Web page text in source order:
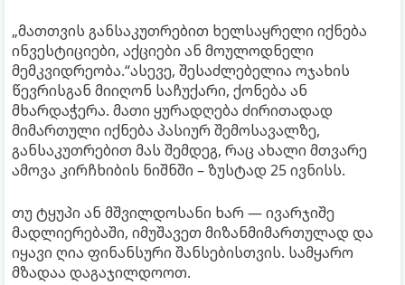
„მათთვის განსაკუთრებით ხელსაყრელი იქნება
ინვესტიციები, აქციები ან მოულოდნელი
მემკვიდრეობა.“ასევე, შესაძლებელია ოჯახის
წევრისგან მიიღონ საჩუქარი, ქონება ან
მხარდაჭერა. მათი ყურადღება ძირითადად
მიმართული იქნება პასიურ შემოსავალზე,
განსაკუთრებით მას შემდეგ, რაც ახალი მთვარე
ამოვა კირჩხიბის ნიშნში – ზუსტად 25 ივნისს.
თუ ტყუპი ან მშვილდოსანი ხარ — ივარჯიშე
მადლიერებაში, იმუშავეთ მიზანმიმართულად და
იყავი ღია ფინანსური შანსებისთვის. სამყარო
მზადაა დაგაჯილდოოთ.